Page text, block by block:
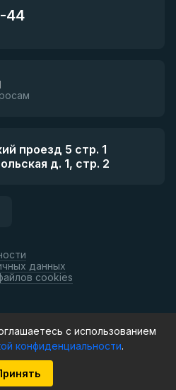
44
проезд 5 стр. 1
д. 1, стр. 2
данных
cookies
защищены.
с использованием
конфиденциальности.